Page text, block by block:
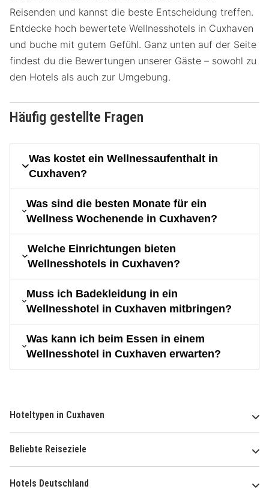
Reisenden und kannst die beste Entscheidung treffen.
Entdecke hoch bewertete Wellnesshotels in Cuxhaven
und buche mit gutem Gefühl. Ganz unten auf der Seite
findest du die Bewertungen unserer Gäste – sowohl zu
den Hotels als auch zur Umgebung.
Häufig gestellte Fragen
Was kostet ein Wellnessaufenthalt in
Cuxhaven?
Was sind die besten Monate für ein
Wellness Wochenende in Cuxhaven?
Welche Einrichtungen bieten
Wellnesshotels in Cuxhaven?
Muss ich Badekleidung in ein
Wellnesshotel in Cuxhaven mitbringen?
Was kann ich beim Essen in einem
Wellnesshotel in Cuxhaven erwarten?
Hoteltypen in Cuxhaven
Beliebte Reiseziele
Hotels Deutschland